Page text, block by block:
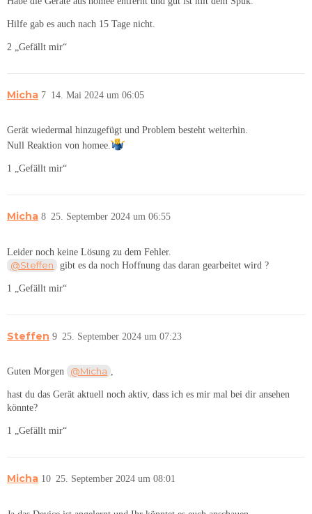
Hilfe gab es auch nach 15 Tage nicht.
2 „Gefällt mir“
Micha 14. Mai 2024 um 06:05
7
Gerät wiedermal hinzugefügt und Problem besteht weiterhin.
Null Reaktion von homee.
1 „Gefällt mir“
Micha 25. September 2024 um 06:55
8
Leider noch keine Lösung zu dem Fehler.
@Steffen gibt es da noch Hoffnung das daran gearbeitet wird ?
1 „Gefällt mir“
Steffen 25. September 2024 um 07:23
9
Guten Morgen @Micha ,
hast du das Gerät aktuell noch aktiv, dass ich es mir mal bei dir ansehen
könnte?
1 „Gefällt mir“
Micha 25. September 2024 um 08:01
10